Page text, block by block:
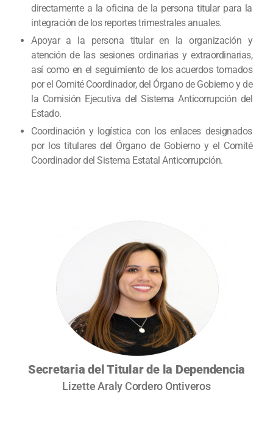
directamente a la oficina de la persona titular para la
integración de los reportes trimestrales anuales.
Apoyar a la persona titular en la organización y
atención de las sesiones ordinarias y extraordinarias,
así como en el seguimiento de los acuerdos tomados
por el Comité Coordinador, del Órgano de Gobierno y de
la Comisión Ejecutiva del Sistema Anticorrupción del
Estado.
Coordinación y logística con los enlaces designados
por los titulares del Órgano de Gobierno y el Comité
Coordinador del Sistema Estatal Anticorrupción.
Secretaria del Titular de la Dependencia
Lizette Araly Cordero Ontiveros